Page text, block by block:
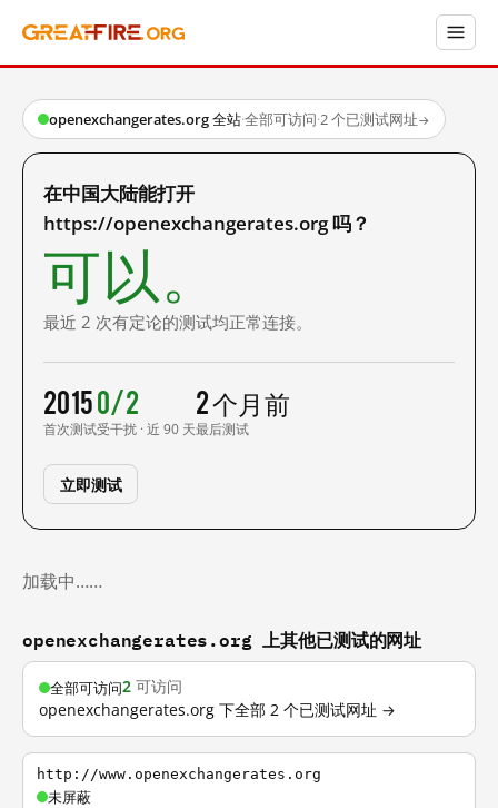
openexchangerates.org 全站·全部可访问·2 个已测试网址→
在中国大陆能打开
https://openexchangerates.org 吗？
可以。
最近 2 次有定论的测试均正常连接。
2015
首次测试
0/2
受干扰 · 近 90 天
2 个月前
最后测试
立即测试
加载中……
openexchangerates.org 上其他已测试的网址
全部可访问2 可访问
openexchangerates.org 下全部 2 个已测试网址 →
http://www.openexchangerates.org
未屏蔽